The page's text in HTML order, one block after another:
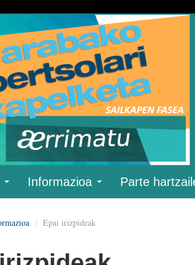
Informazioa Parte
/ Epai irizpideak